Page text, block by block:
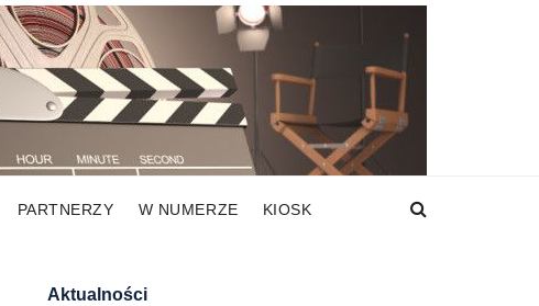
PARTNERZY W NUMERZE KIOSK
Aktualności